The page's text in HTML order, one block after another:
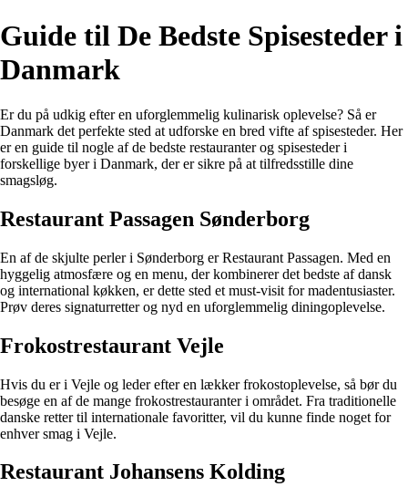
Guide til De Bedste Spisesteder i
Danmark
Er du på udkig efter en uforglemmelig kulinarisk oplevelse? Så er
Danmark det perfekte sted at udforske en bred vifte af spisesteder. Her
er en guide til nogle af de bedste restauranter og spisesteder i
forskellige byer i Danmark, der er sikre på at tilfredsstille dine
smagsløg.
Restaurant Passagen Sønderborg
En af de skjulte perler i Sønderborg er Restaurant Passagen. Med en
hyggelig atmosfære og en menu, der kombinerer det bedste af dansk
og international køkken, er dette sted et must-visit for madentusiaster.
Prøv deres signaturretter og nyd en uforglemmelig diningoplevelse.
Frokostrestaurant Vejle
Hvis du er i Vejle og leder efter en lækker frokostoplevelse, så bør du
besøge en af de mange frokostrestauranter i området. Fra traditionelle
danske retter til internationale favoritter, vil du kunne finde noget for
enhver smag i Vejle.
Restaurant Johansens Kolding